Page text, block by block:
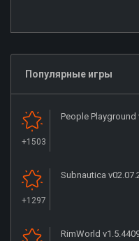
Популярные игры
+1503
People
+1297
Subnautica
RimWorld